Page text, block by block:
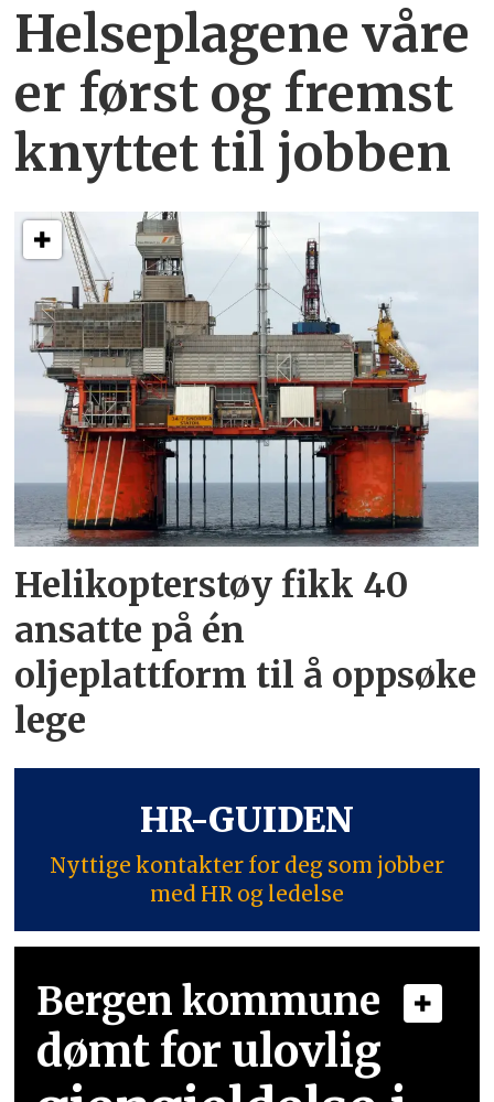
Helseplagene våre
er først og fremst
knyttet til jobben
Helikopterstøy fikk 40
ansatte på én
oljeplattform til å oppsøke
lege
HR-GUIDEN
Nyttige kontakter for deg som jobber
med HR og ledelse
Bergen kommune
dømt for ulovlig